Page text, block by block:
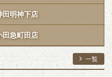
田明神下店
田急町田店
一覧